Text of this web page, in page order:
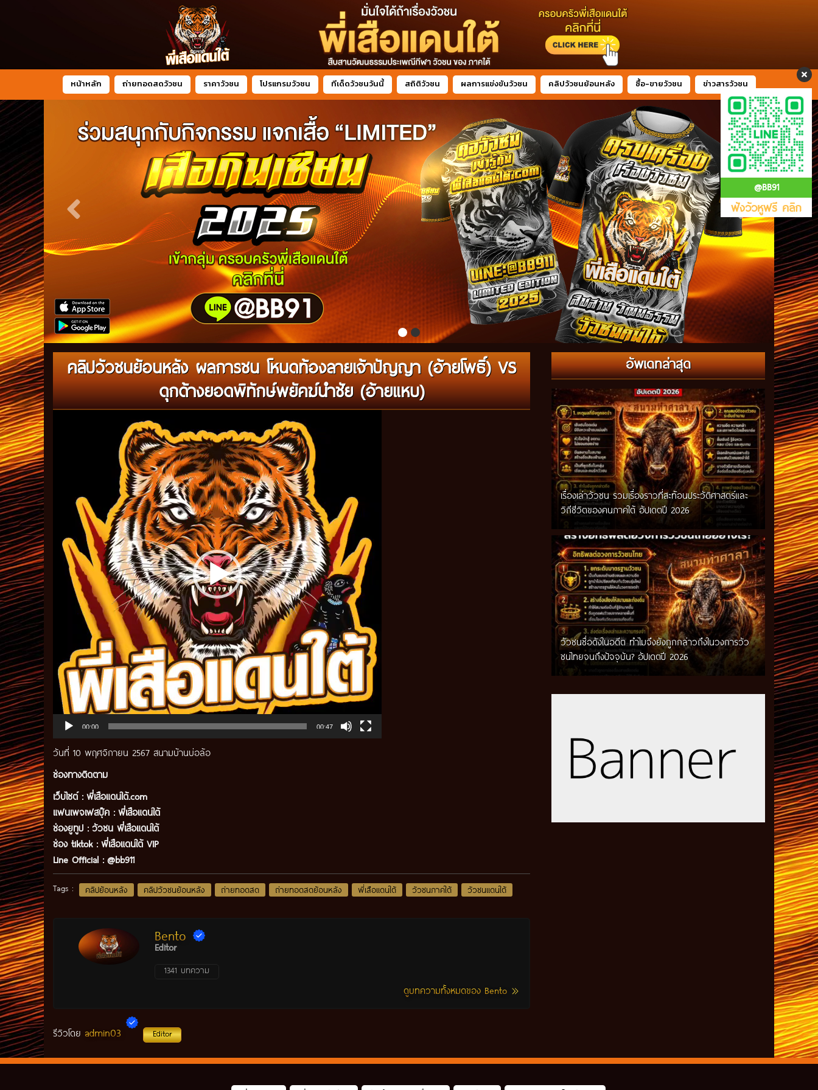
@BB91
ฟังวัวหูฟรี คลิก
หน้าหลัก ถ่ายทอดสดวัวชน ราคาวัวชน โปรแกรมวัวชน ทีเด็ดวัวชนวันนี้ สถิติวัวชน ผลการแข่งขันวัวชน คลิปวัวชนย้อนหลัง ซื้อ-ขายวัวชน ข่าวสารวัวชน
คลิปวัวชนย้อนหลัง ผลการชน โหนดท้องลายเจ้าปัญญา (อ้ายโพธิ์) VS
ดุกด้างยอดพิทักษ์พยัคฆ์นำชัย (อ้ายแหบ)
00:00 00:47
วันที่ 10 พฤศจิกายน 2567 สนามบ้านบ่อล้อ
ช่องทางติดตาม
เว็บไซต์ : พี่เสือแดนใต้.com
แฟนเพจเฟสบุ๊ค : พี่เสือแดนใต้
ช่องยูทูป : วัวชน พี่เสือแดนใต้
ช่อง tiktok : พี่เสือแดนใต้ VIP
Line Official : @bb911
Tags : คลิปย้อนหลัง คลิปวัวชนย้อนหลัง ถ่ายทอดสด ถ่ายทอดสดย้อนหลัง พี่เสือแดนใต้ วัวชนภาคใต้ วัวชนแดนใต้
Bento
Editor
1341 บทความ
ดูบทความทั้งหมดของ Bento
รีวิวโดย admin03 Editor
อัพเดทล่าสุด
เรื่องเล่าวัวชน รวมเรื่องราวที่สะท้อนประวัติศาสตร์และ
วิถีชีวิตของคนภาคใต้ อัปเดตปี 2026
วัวชนชื่อดังในอดีต ทำไมจึงยังถูกกล่าวถึงในวงการวัว
ชนไทยจนถึงปัจจุบัน? อัปเดตปี 2026
กติกาวัวชนสมัยก่อน วิถีการแข่งขันดั้งเดิมที่สืบทอด
ผ่านภูมิปัญญาท้องถิ่น อัปเดตปี 2026